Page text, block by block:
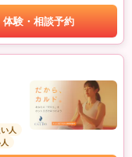
体験・相談予約
人